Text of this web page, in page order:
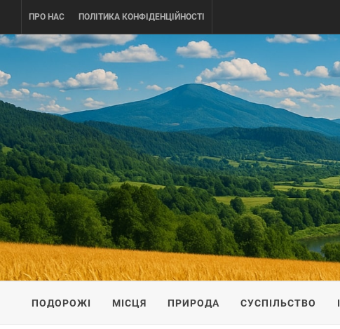
content
ПРО НАС ПОЛІТИКА КОНФІДЕНЦІЙНОСТІ
UKRAINE-
ПОДОРОЖI ПО УКРАЇНІ
ПОДОРОЖІ МІСЦЯ ПРИРОДА СУСПІЛЬСТВО